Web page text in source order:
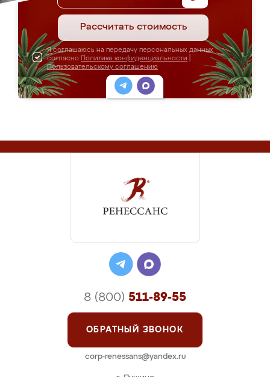
Рассчитать стоимость
Я соглашаюсь на передачу персональных данных
согласно Политике конфиденциальности
Пользовательскому соглашению
8 (800) 511-89-55
ОБРАТНЫЙ ЗВОНОК
corp-renessans@yandex.ru